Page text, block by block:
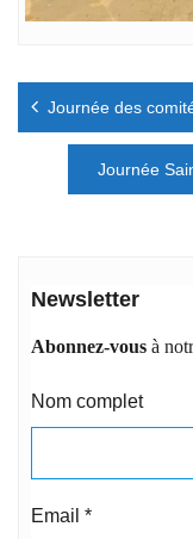
Navigation
l’article
Journée des
Journée
Newsletter
Abonnez-vous à
Nom complet
Email *